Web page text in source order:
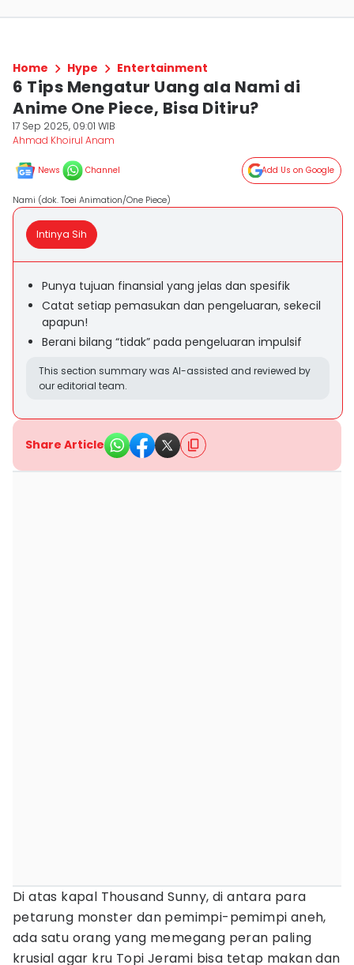
Home Hype Entertainment
6 Tips Mengatur Uang ala Nami di
Anime One Piece, Bisa Ditiru?
17 Sep 2025, 09:01 WIB
Ahmad Khoirul Anam
News Channel Add Us on Google
Nami (dok. Toei Animation/One Piece)
Intinya Sih
Punya tujuan finansial yang jelas dan spesifik
Catat setiap pemasukan dan pengeluaran, sekecil
apapun!
Berani bilang “tidak” pada pengeluaran impulsif
This section summary was AI-assisted and reviewed by
our editorial team.
Share Article
Di atas kapal Thousand Sunny, di antara para
petarung monster dan pemimpi-pemimpi aneh,
ada satu orang yang memegang peran paling
krusial agar kru Topi Jerami bisa tetap makan dan